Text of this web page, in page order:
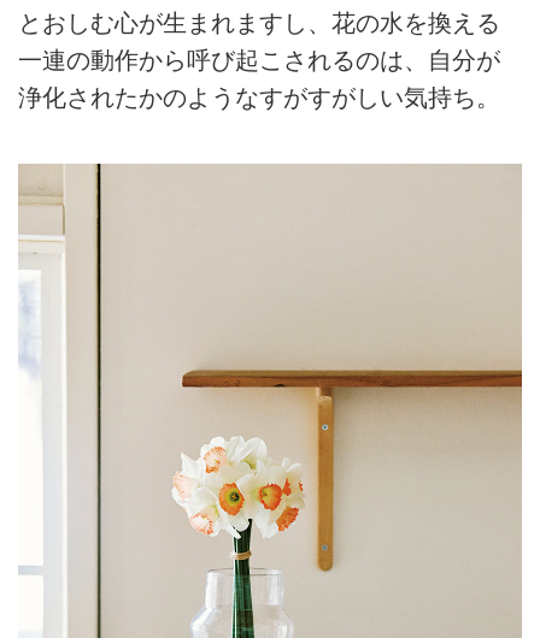
とおしむ心が生まれますし、花の水を換える
一連の動作から呼び起こされるのは、自分が
浄化されたかのようなすがすがしい気持ち。